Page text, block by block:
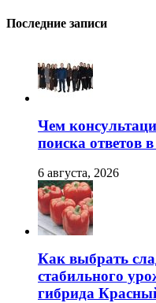
Последние записи
Чем
поиска ответов
6 августа, 2026
Как выбрать
стабильного
гибрида